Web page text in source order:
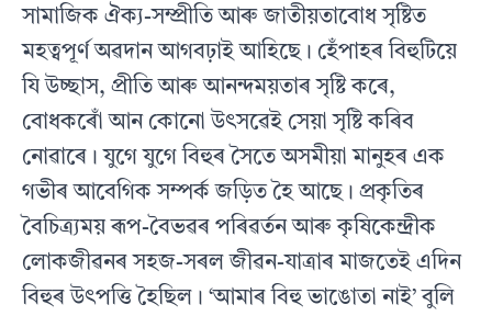
সামাজিক ঐক্য-সম্প্রীতি আৰু জাতীয়তাবােধ সৃষ্টিত
মহত্বপূর্ণ অৱদান আগবঢ়াই আহিছে। হেঁপাহৰ বিহুটিয়ে
যি উচ্ছাস, প্রীতি আৰু আনন্দময়তাৰ সৃষ্টি কৰে,
বােধকৰােঁ আন কোনাে উৎসৱেই সেয়া সৃষ্টি কৰিব
নােৱাৰে। যুগে যুগে বিহুৰ সৈতে অসমীয়া মানুহৰ এক
গভীৰ আবেগিক সম্পর্ক জড়িত হৈ আছে। প্রকৃতিৰ
বৈচিত্র্যময় ৰূপ-বৈভৱৰ পৰিৱৰ্তন আৰু কৃষিকেন্দ্রীক
লােকজীৱনৰ সহজ-সৰল জীৱন-যাত্ৰাৰ মাজতেই এদিন
বিহুৰ উৎপত্তি হৈছিল। ‘আমাৰ বিহু ভাঙোতা নাই’ বুলি